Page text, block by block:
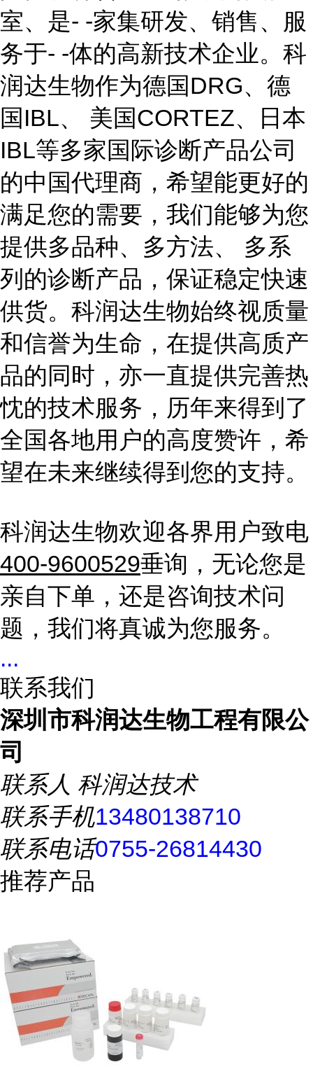
室、是- -家集研发、销售、服
务于- -体的高新技术企业。科
润达生物作为德国DRG、德
国IBL、 美国CORTEZ、日本
IBL等多家国际诊断产品公司
的中国代理商，希望能更好的
满足您的需要，我们能够为您
提供多品种、多方法、 多系
列的诊断产品，保证稳定快速
供货。科润达生物始终视质量
和信誉为生命，在提供高质产
品的同时，亦一直提供完善热
忱的技术服务，历年来得到了
全国各地用户的高度赞许，希
望在未来继续得到您的支持。
科润达生物欢迎各界用户致电
400-9600529垂询，无论您是
亲自下单，还是咨询技术问
题，我们将真诚为您服务。
...
联系我们
深圳市科润达生物工程有限公
司
联系人 科润达技术
联系手机13480138710
联系电话0755-26814430
推荐产品